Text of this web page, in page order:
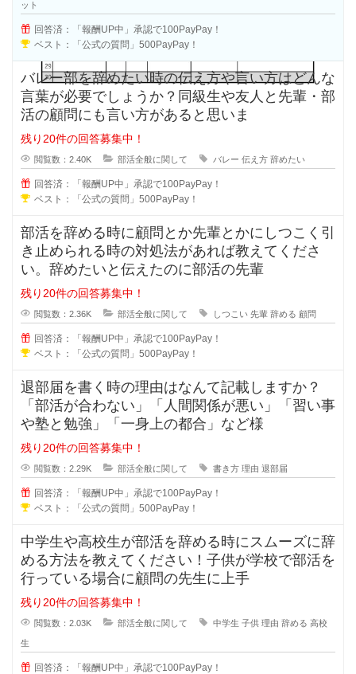
ット
回答済：「報酬UP中」承認で100PayPay！
ベスト：「公式の質問」500PayPay！
バレー部を辞めたい時の伝え方や言い方はどんな
言葉が必要でしょうか？同級生や友人と先輩・部
活の顧問にも言い方があると思いま
残り20件の回答募集中！
閲覧数：2.40K 部活全般に関して バレー 伝え方 辞めたい
回答済：「報酬UP中」承認で100PayPay！
ベスト：「公式の質問」500PayPay！
部活を辞める時に顧問とか先輩とかにしつこく引
き止められる時の対処法があれば教えてくださ
い。辞めたいと伝えたのに部活の先輩
残り20件の回答募集中！
閲覧数：2.36K 部活全般に関して しつこい 先輩 辞める 顧問
回答済：「報酬UP中」承認で100PayPay！
ベスト：「公式の質問」500PayPay！
退部届を書く時の理由はなんて記載しますか？
「部活が合わない」「人間関係が悪い」「習い事
や塾と勉強」「一身上の都合」など様
残り20件の回答募集中！
閲覧数：2.29K 部活全般に関して 書き方 理由 退部届
回答済：「報酬UP中」承認で100PayPay！
ベスト：「公式の質問」500PayPay！
中学生や高校生が部活を辞める時にスムーズに辞
める方法を教えてください！子供が学校で部活を
行っている場合に顧問の先生に上手
残り20件の回答募集中！
閲覧数：2.03K 部活全般に関して 中学生 子供 理由 辞める 高校
生
回答済：「報酬UP中」承認で100PayPay！